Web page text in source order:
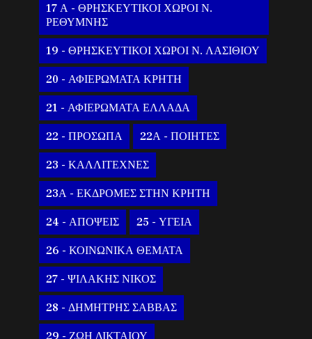
17 Α - ΘΡΗΣΚΕΥΤΙΚΟΙ ΧΩΡΟΙ Ν.
ΡΕΘΥΜΝΗΣ
19 - ΘΡΗΣΚΕΥΤΙΚΟΙ ΧΩΡΟΙ Ν. ΛΑΣΙΘΙΟΥ
20 - ΑΦΙΕΡΩΜΑΤΑ ΚΡΗΤΗ
21 - ΑΦΙΕΡΩΜΑΤΑ ΕΛΛΑΔΑ
22 - ΠΡΟΣΩΠΑ 22Α - ΠΟΙΗΤΕΣ
23 - ΚΑΛΛΙΤΕΧΝΕΣ
23Α - ΕΚΔΡΟΜΕΣ ΣΤΗΝ ΚΡΗΤΗ
24 - ΑΠΟΨΕΙΣ 25 - ΥΓΕΙΑ
26 - ΚΟΙΝΩΝΙΚΑ ΘΕΜΑΤΑ
27 - ΨΙΛΑΚΗΣ ΝΙΚΟΣ
28 - ΔΗΜΗΤΡΗΣ ΣΑΒΒΑΣ